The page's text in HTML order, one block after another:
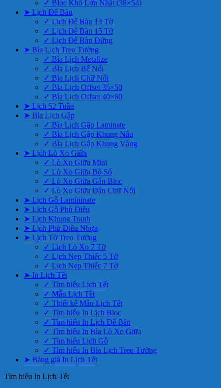
✓ Bloc Khổ Lớn Nhất (38×54)
➤ Lịch Để Bàn
✓ Lịch Để Bàn 13 Tờ
✓ Lịch Để Bàn 15 Tờ
✓ Lịch Để Bàn Đứng
➤ Bìa Lịch Treo Tường
✓ Bìa Lịch Metalize
✓ Bìa Lịch Bế Nổi
✓ Bìa Lịch Chữ Nổi
✓ Bìa Lịch Offset 35×50
✓ Bìa Lịch Offset 40×60
➤ Lịch 52 Tuần
➤ Bìa Lịch Gập
✓ Bìa Lịch Gập Laminate
✓ Bìa Lịch Gập Khung Nâu
✓ Bìa Lịch Gập Khung Vàng
➤ Lịch Lò Xo Giữa
✓ Lò Xo Giữa Mini
✓ Lò Xo Giữa Bộ Số
✓ Lò Xo Giữa Gắn Bloc
✓ Lò Xo Giữa Dán Chữ Nổi
➤ Lịch Gỗ Lamininate
➤ Lịch Gỗ Phù Điêu
➤ Lịch Khung Tranh
➤ Lịch Phù Điêu Nhựa
➤ Lịch Tờ Treo Tường
✓ Lịch Lò Xo 7 Tờ
✓ Lịch Nẹp Thiếc 5 Tờ
✓ Lịch Nẹp Thiếc 7 Tờ
➤ In Lịch Tết
✓ Tìm hiểu Lịch Tết
✓ Mẫu Lịch Tết
✓ Thiết kế Mẫu Lịch Tết
✓ Tìm hiểu In Lịch Bloc
✓ Tìm hiểu In Lịch Để Bàn
✓ Tìm hiểu In Bìa Lò Xo Giữa
✓ Tìm hiểu Lịch Gỗ
✓ Tìm hiểu In Bìa Lịch Treo Tường
➤ Bảng giá In Lịch Tết
Tìm hiểu In Lịch Tết